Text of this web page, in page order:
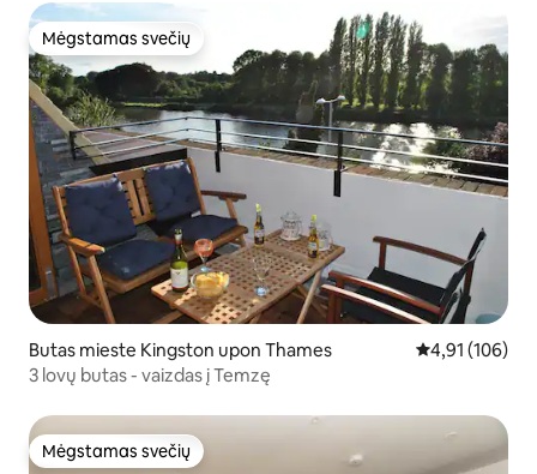
Mėgstamas svečių
Mėgstamas svečių
Butas mieste Kingston upon Thames Vidutinis
4,91 (106)
3 lovų butas - vaizdas į Temzę
Mėgstamas svečių
Mėgstamas svečių